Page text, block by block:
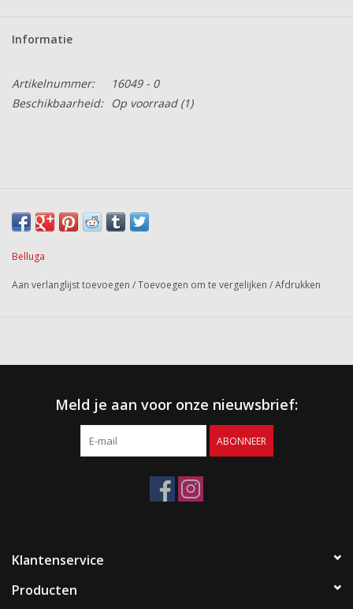
Informatie
Artikelnummer:
16049 - 0
Beschikbaarheid:
Op voorraad(1)
Belluga
Aan verlanglijst toevoegen /Toevoegen om te vergelijken /Afdrukken
Meld je aan voor onze nieuwsbrief:
ABONNEER
Klantenservice
Producten